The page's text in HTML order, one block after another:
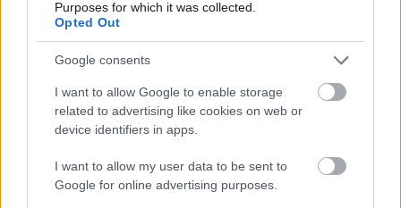
Purposes for which it was collected.
Opted Out
Google consents
I want to allow Google to enable storage
related to advertising like cookies on web or
device identifiers in apps.
I want to allow my user data to be sent to
Google for online advertising purposes.
Nagyon szórakoztató volt ez az őrülten kavargó,
bolondos kalandok láncolata (főleg, hogy én/mi
hátradőlve élveztük a történéseket). Mintha egy
gyerek csapongó fantáziájába csöppennénk.
Kérdezgettem is P-t (nem mintha aggódnék, de
érdekelt, hogy mennyire tudja a képzeletet a
átváltoztatása jó ötlet-e. Szerinte is csak a könyv
lapjain muris, viszont a katapultépítést